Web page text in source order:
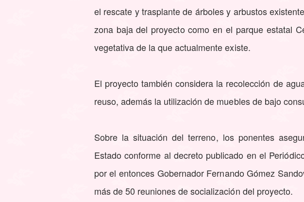
el rescate y trasplante de árboles y arbustos
zona baja del proyecto como en el parque estatal
vegetativa de la que actualmente existe.
El proyecto también considera la recolección de
reuso, además la utilización de muebles de bajo
Sobre la situación del terreno, los ponentes
Estado conforme al decreto publicado en el
por el entonces Gobernador Fernando Gómez
más de 50 reuniones de socialización del proyecto.